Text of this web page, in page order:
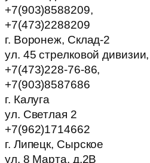
+7(903)8588209,
+7(473)2288209
г. Воронеж, Склад-2
ул. 45 стрелковой
+7(473)228-76-86,
+7(903)8587686
г. Калуга
ул. Светлая 2
+7(962)1714662
г. Липецк, Сырское
ул. 8 Марта, д.2В